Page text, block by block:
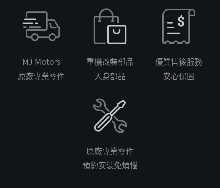
MJ Motors
原廠專業零件
重機改裝部品
人身部品
優質售後服務
安心保固
原廠專業零件
預約安裝免煩惱